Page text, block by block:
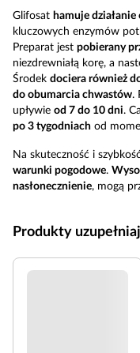
Glifosat hamuje działanie
kluczowych enzymów
Preparat jest pobierany
niezdrewniałą korę, a
Środek dociera również
do obumarcia chwastów.
upływie od 7 do 10 dni.
po 3 tygodniach od
Na skuteczność i
warunki pogodowe.
nasłonecznienie, mogą
Produkty